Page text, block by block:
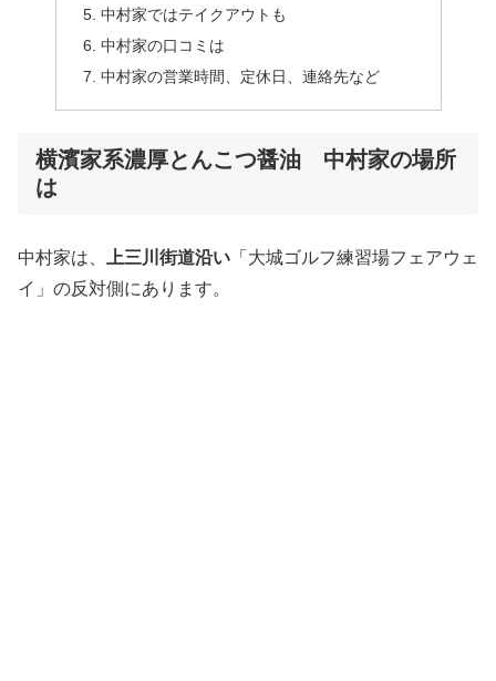
中村家ではテイクアウトも
中村家の口コミは
中村家の営業時間、定休日、連絡先など
横濱家系濃厚とんこつ醤油 中村家の場所
は
中村家は、 上三川街道沿い 「大城ゴルフ練習場フェアウェ
イ」の反対側にあります。